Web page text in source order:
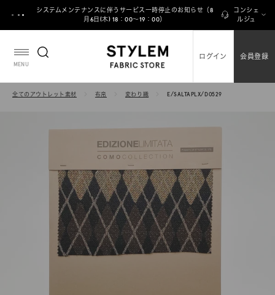
システムメンテナンスに伴うサービス一時停止のお知らせ（8
月6日(木) 18：00～19：00）
コンシェ
ルジュ
MENU
ログイン 会員登録
全てのアウトレット素材 布帛 変わり織 E/SALTAPLX/D0529